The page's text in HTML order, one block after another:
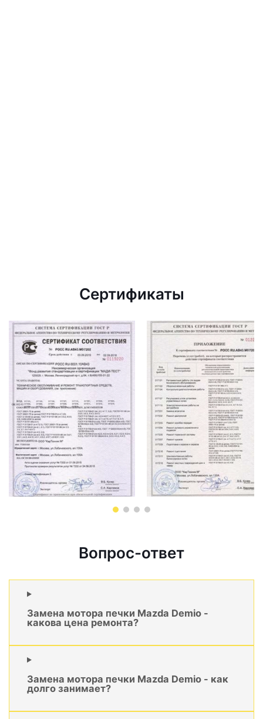
Сертификаты
Вопрос-ответ
Замена мотора печки Mazda Demio -
какова цена ремонта?
Замена мотора печки Mazda Demio - как
долго занимает?